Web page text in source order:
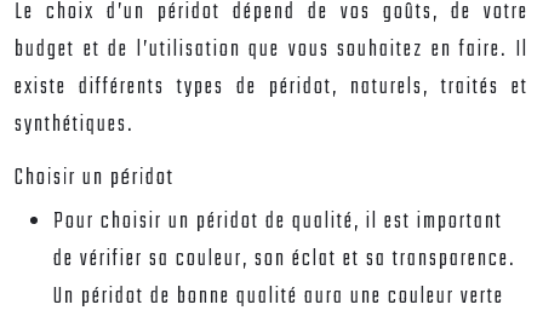
Le choix d’un péridot dépend de vos goûts, de votre
budget et de l’utilisation que vous souhaitez en faire. Il
existe différents types de péridot, naturels, traités et
synthétiques.
Choisir un péridot
Pour choisir un péridot de qualité, il est important
de vérifier sa couleur, son éclat et sa transparence.
Un péridot de bonne qualité aura une couleur verte